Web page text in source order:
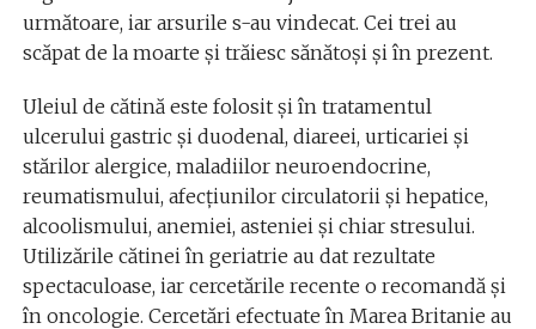
următoare, iar arsurile s-au vindecat. Cei trei au
scăpat de la moarte şi trăiesc sănătoşi şi în prezent.
Uleiul de cătină este folosit şi în tratamentul
ulcerului gastric şi duodenal, diareei, urticariei şi
stărilor alergice, maladiilor neuroendocrine,
reumatismului, afecţiunilor circulatorii şi hepatice,
alcoolismului, anemiei, asteniei şi chiar stresului.
Utilizările cătinei în geriatrie au dat rezultate
spectaculoase, iar cercetările recente o recomandă şi
în oncologie. Cercetări efectuate în Marea Britanie au